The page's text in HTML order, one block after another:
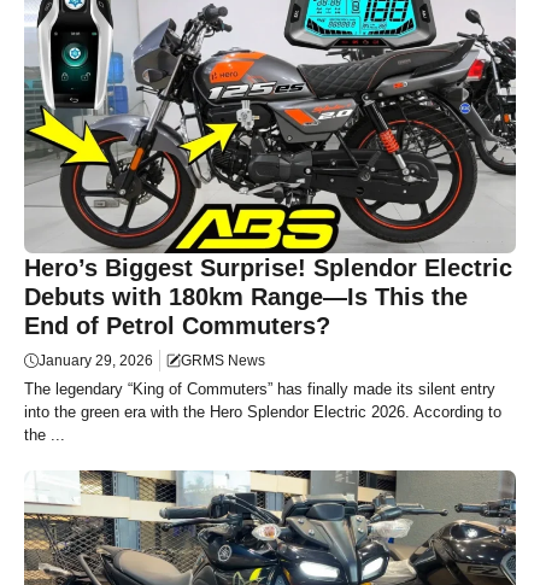
Hero’s Biggest Surprise! Splendor Electric
Debuts with 180km Range—Is This the
End of Petrol Commuters?
January 29, 2026 GRMS News
The legendary “King of Commuters” has finally made its silent entry
into the green era with the Hero Splendor Electric 2026. According to
the ...